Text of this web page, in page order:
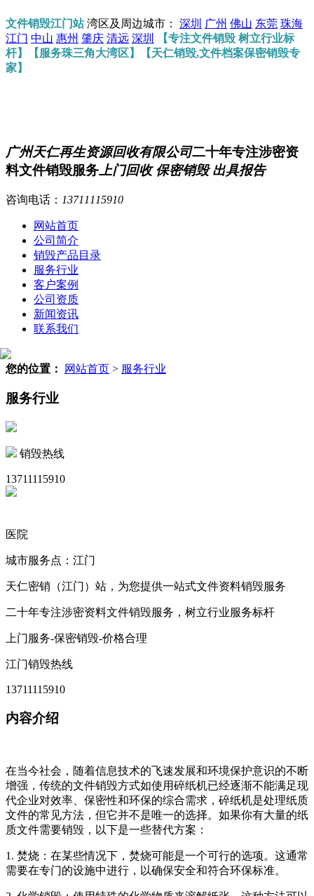
文件销毁江门站湾区及周边城市： 深圳 广州 佛山 东莞 珠海
江门 中山 惠州 肇庆 清远 深圳
【专注文件销毁 树立行业标
杆】【服务珠三角大湾区】【天仁销毁,文件档案保密销毁专
家】
广州天仁再生资源回收有限公司二十年专注涉密资
料文件销毁服务 上门回收 保密销毁 出具报告
咨询电话： 13711115910
网站首页
公司简介
销毁产品目录
服务行业
客户案例
公司资质
新闻资讯
联系我们
您的位置： 网站首页 > 服务行业
服务行业
销毁热线
13711115910
医院
城市服务点：江门
天仁密销（江门）站，为您提供一站式文件资料销毁服务
二十年专注涉密资料文件销毁服务，树立行业服务标杆
上门服务-保密销毁-价格合理
江门销毁热线
13711115910
内容介绍
在当今社会，随着信息技术的飞速发展和环境保护意识的不断
增强，传统的文件销毁方式如使用碎纸机已经逐渐不能满足现
代企业对效率、保密性和环保的综合需求，碎纸机是处理纸质
文件的常见方法，但它并不是唯一的选择。如果你有大量的纸
质文件需要销毁，以下是一些替代方案：
1. 焚烧：在某些情况下，焚烧可能是一个可行的选项。这通常
需要在专门的设施中进行，以确保安全和符合环保标准。